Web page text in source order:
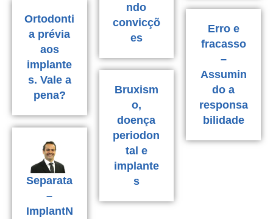
ndo
convicçõ
es
Ortodonti
a prévia
aos
implante
s. Vale a
pena?
Erro e
fracasso
–
Assumin
do a
responsa
bilidade
Bruxism
o,
doença
periodon
tal e
implante
s
Separata
–
ImplantN